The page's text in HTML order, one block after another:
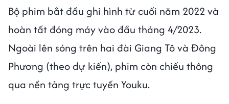
Bộ phim bắt đầu ghi hình từ cuối năm 2022 và
hoàn tất đóng máy vào đầu tháng 4/2023.
Ngoài lên sóng trên hai đài Giang Tô và Đông
Phương (theo dự kiến), phim còn chiếu thông
qua nền tảng trực tuyến Youku.